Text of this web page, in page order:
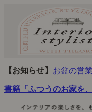
【お知らせ】 お盆の営
書籍「ふつうのお家を